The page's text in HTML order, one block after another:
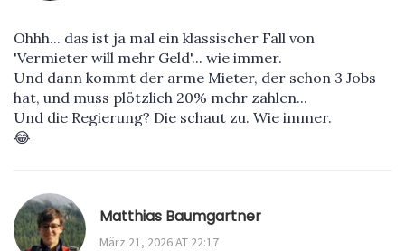
Ohhh... das ist ja mal ein klassischer Fall von
'Vermieter will mehr Geld'... wie immer.
Und dann kommt der arme Mieter, der schon 3 Jobs
hat, und muss plötzlich 20% mehr zahlen...
Und die Regierung? Die schaut zu. Wie immer.
😂
Matthias Baumgartner
März 21, 2026 AT 22:17